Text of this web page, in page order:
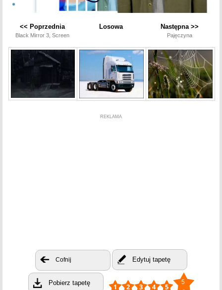
<< Poprzednia
Black Mirror 3, Screen
Losowa Następna >>
Pajęczyna
REKLAMA
Cofnij Edytuj tapetę
Pobierz tapetę 5